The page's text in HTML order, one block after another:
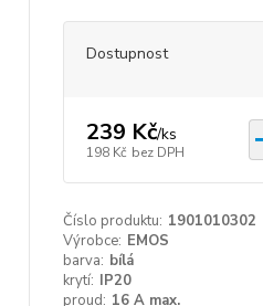
Dostupnost
239 Kč/ks
198 Kč bez DPH
Číslo produktu: 1901010302
Výrobce: EMOS
barva: bílá
krytí: IP20
proud: 16 A max.